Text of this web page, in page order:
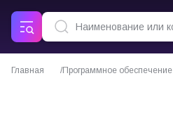
Главная Программное обеспечение